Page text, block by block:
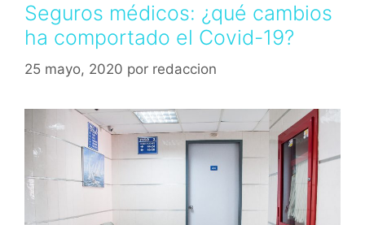
Seguros médicos: ¿qué cambios
ha comportado el Covid-19?
25 mayo, 2020 por redaccion